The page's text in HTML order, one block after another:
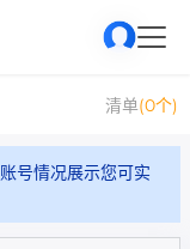
清单(0个)
号情况展示您可实